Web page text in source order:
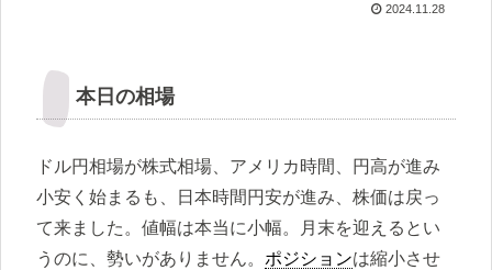
2024.11.28
本日の相場
ドル円相場が株式相場、アメリカ時間、円高が進み
小安く始まるも、日本時間円安が進み、株価は戻っ
て来ました。値幅は本当に小幅。月末を迎えるとい
うのに、勢いがありません。 ポジションは縮小させ